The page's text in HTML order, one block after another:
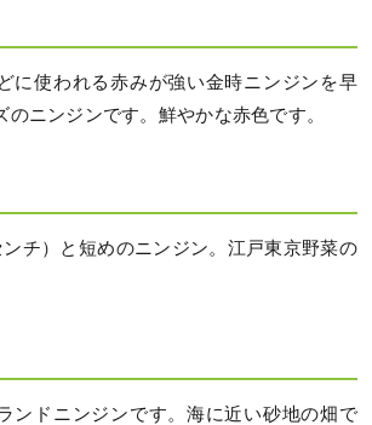
に使われる赤みが強い金時ニンジンを早
のニンジンです。鮮やかな赤色です。
チ）と短めのニンジン。江戸東京野菜の
ンドニンジンです。海に近い砂地の畑で